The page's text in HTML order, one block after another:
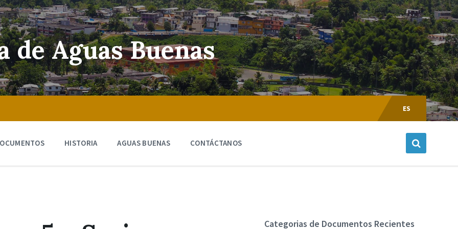
de Aguas Buenas
Escoger
Lenguaje:
ES
HISTORIA AGUAS BUENAS CONTÁCTANOS
Categorias de Documentos Recientes